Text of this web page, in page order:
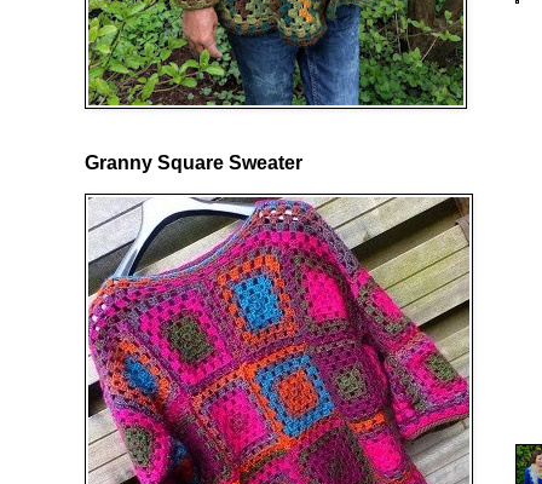
Granny Square Sweater